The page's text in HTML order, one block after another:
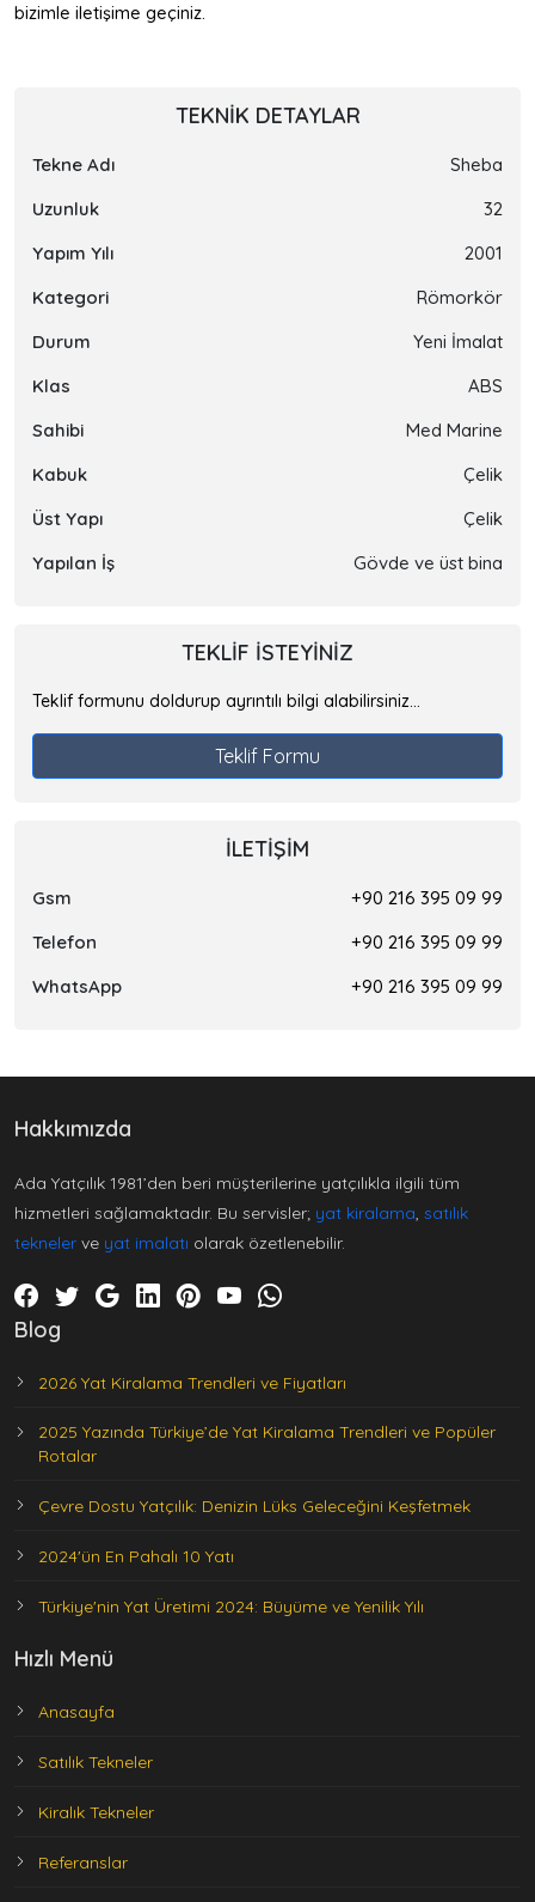
bizimle iletişime geçiniz.
TEKNIK DETAYLAR
Tekne Adı
Sheba
Uzunluk
32
Yapım Yılı
2001
Kategori
Römorkör
Durum
Yeni İmalat
Klas
ABS
Sahibi
Med Marine
Kabuk
Çelik
Üst Yapı
Çelik
Yapılan İş
Gövde ve üst bina
TEKLIF ISTEYINIZ
Teklif formunu doldurup ayrıntılı bilgi alabilirsiniz...
Teklif Formu
İLETIŞIM
Gsm
+90 216 395 09 99
Telefon
+90 216 395 09 99
WhatsApp
+90 216 395 09 99
Hakkımızda
Ada Yatçılık 1981’den beri müşterilerine yatçılıkla ilgili tüm
hizmetleri sağlamaktadır. Bu servisler; yat kiralama, satılık
tekneler ve yat imalatı olarak özetlenebilir.
Blog
2026 Yat Kiralama Trendleri ve Fiyatları
2025 Yazında Türkiye’de Yat Kiralama Trendleri ve Popüler
Rotalar
Çevre Dostu Yatçılık: Denizin Lüks Geleceğini Keşfetmek
2024'ün En Pahalı 10 Yatı
Türkiye'nin Yat Üretimi 2024: Büyüme ve Yenilik Yılı
Hızlı Menü
Anasayfa
Satılık Tekneler
Kiralık Tekneler
Referanslar